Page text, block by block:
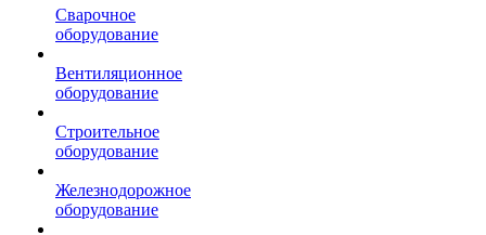
Сварочное
оборудование
Вентиляционное
оборудование
Строительное
оборудование
Железнодорожное
оборудование